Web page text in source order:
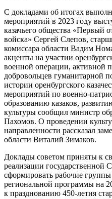
С докладами об итогах
мероприятий в 2023 году
казачьего общества «Первый
войска» Сергей Слепов,
комиссара области Вадим
акценты на участии
военной операции, активной
добровольцев гуманитарной
истории оренбургского
мероприятий по военно-
образованию казаков,
культуры сообщил министр
Пахомов. О проведении
направленности рассказал
области Виталий Зимаков.
Доклады советом приняты к
реализации государственной
сформировать рабочие
региональной программы на
к празднованию 450-летия